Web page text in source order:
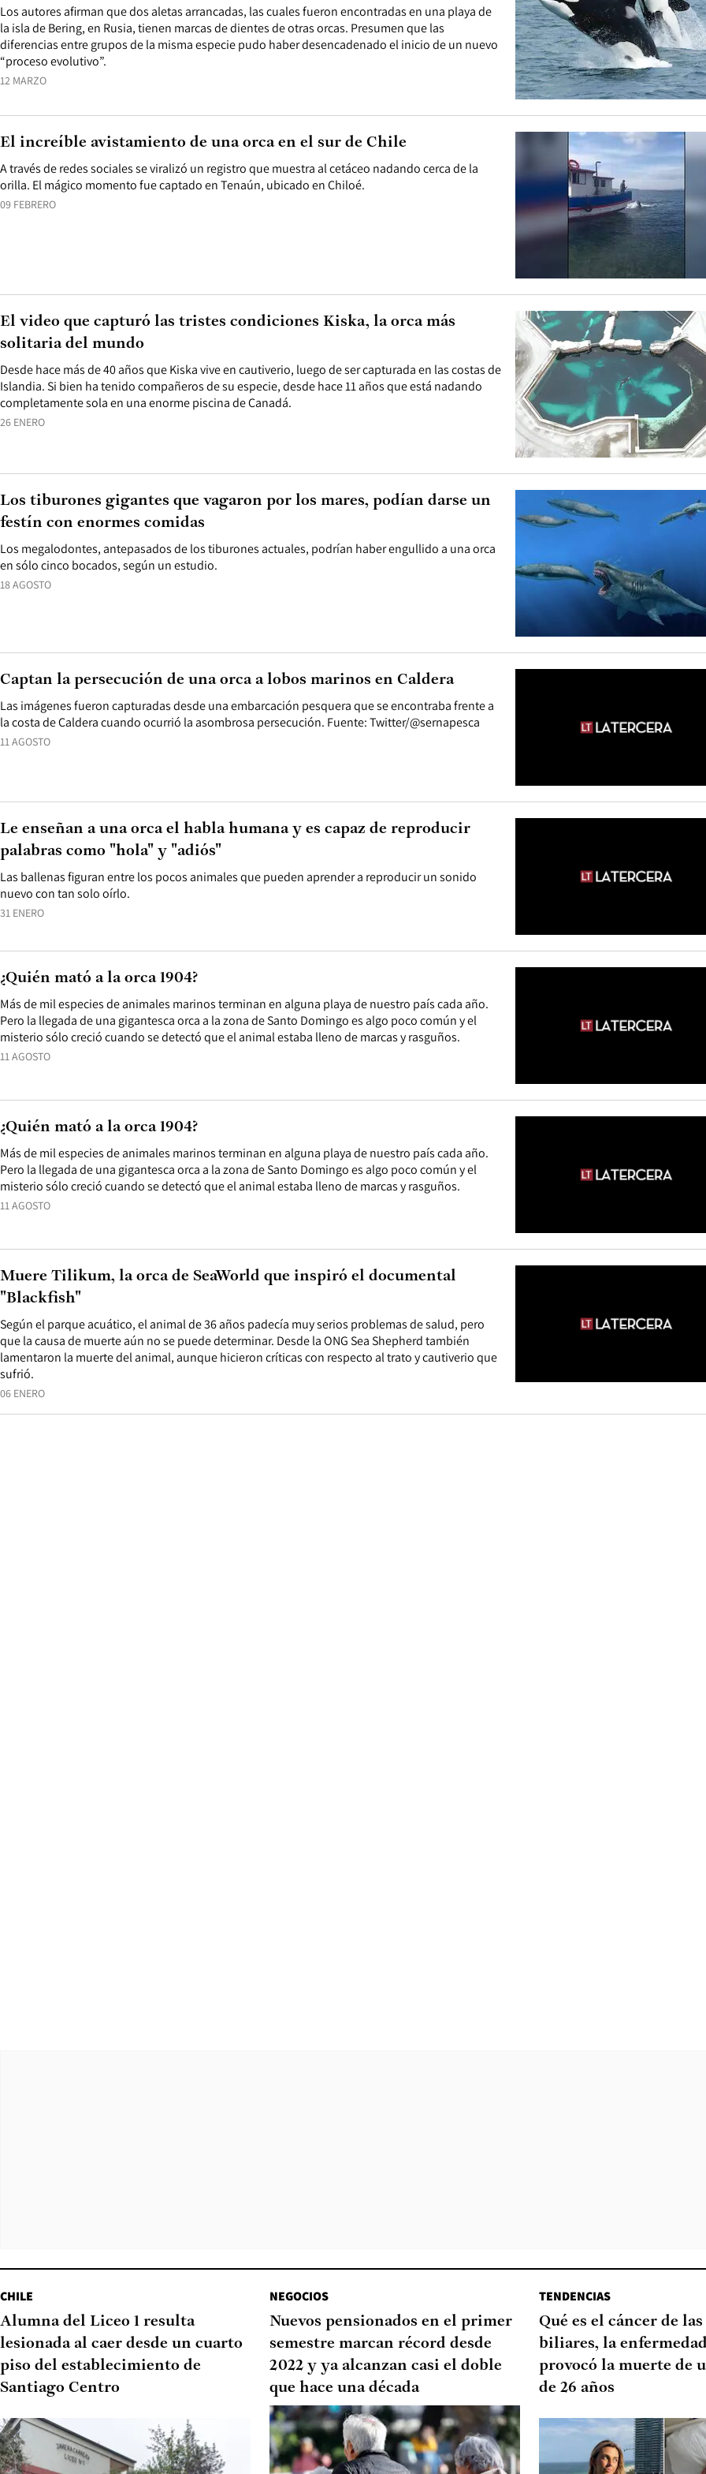
12 MARZO
Los autores afirman que dos aletas arrancadas, las cuales fueron encontradas en una playa de
la isla de Bering, en Rusia, tienen marcas de dientes de otras orcas. Presumen que las
diferencias entre grupos de la misma especie pudo haber desencadenado el inicio de un nuevo
“proceso evolutivo”.
09 FEBRERO
A través de redes sociales se viralizó un registro que muestra al cetáceo nadando cerca de la
orilla. El mágico momento fue captado en Tenaún, ubicado en Chiloé.
El increíble avistamiento de una orca en el sur de Chile
26 ENERO
Desde hace más de 40 años que Kiska vive en cautiverio, luego de ser capturada en las costas de
Islandia. Si bien ha tenido compañeros de su especie, desde hace 11 años que está nadando
completamente sola en una enorme piscina de Canadá.
El video que capturó las tristes condiciones Kiska, la orca más
solitaria del mundo
18 AGOSTO
Los megalodontes, antepasados de los tiburones actuales, podrían haber engullido a una orca
en sólo cinco bocados, según un estudio.
Los tiburones gigantes que vagaron por los mares, podían darse un
festín con enormes comidas
11 AGOSTO
Las imágenes fueron capturadas desde una embarcación pesquera que se encontraba frente a
la costa de Caldera cuando ocurrió la asombrosa persecución. Fuente: Twitter/@sernapesca
Captan la persecución de una orca a lobos marinos en Caldera
31 ENERO
Las ballenas figuran entre los pocos animales que pueden aprender a reproducir un sonido
nuevo con tan solo oírlo.
Le enseñan a una orca el habla humana y es capaz de reproducir
palabras como "hola" y "adiós"
11 AGOSTO
Más de mil especies de animales marinos terminan en alguna playa de nuestro país cada año.
Pero la llegada de una gigantesca orca a la zona de Santo Domingo es algo poco común y el
misterio sólo creció cuando se detectó que el animal estaba lleno de marcas y rasguños.
¿Quién mató a la orca 1904?
11 AGOSTO
Más de mil especies de animales marinos terminan en alguna playa de nuestro país cada año.
Pero la llegada de una gigantesca orca a la zona de Santo Domingo es algo poco común y el
misterio sólo creció cuando se detectó que el animal estaba lleno de marcas y rasguños.
¿Quién mató a la orca 1904?
06 ENERO
Según el parque acuático, el animal de 36 años padecía muy serios problemas de salud, pero
que la causa de muerte aún no se puede determinar. Desde la ONG Sea Shepherd también
lamentaron la muerte del animal, aunque hicieron críticas con respecto al trato y cautiverio que
sufrió.
Muere Tilikum, la orca de SeaWorld que inspiró el documental
"Blackfish"
CHILE
Alumna del Liceo 1 resulta
lesionada al caer desde un cuarto
piso del establecimiento de
Santiago Centro
NEGOCIOS
Nuevos pensionados en el primer
semestre marcan récord desde
2022 y ya alcanzan casi el doble
que hace una década
TENDENCIAS
Qué es el cáncer de
biliares, la
provocó la muerte de
de 26 años